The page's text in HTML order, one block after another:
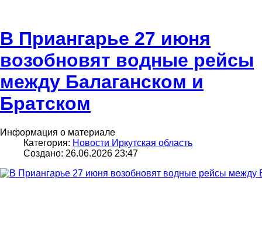
В Приангарье 27 июня
возобновят водные рейсы
между Балаганском и
Братском
Информация о материале
Категория: Новости Иркутская область
Создано: 26.06.2026 23:47